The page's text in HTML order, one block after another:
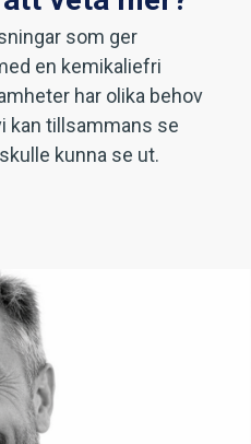
som ger
en kemikaliefri
har olika behov
kan tillsammans se
kunna se ut.